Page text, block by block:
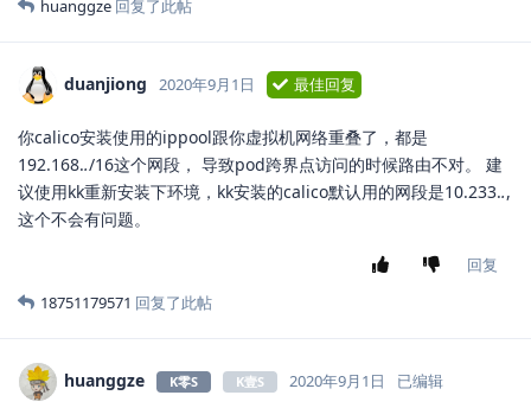
huanggze 回复了此帖
duanjiong 2020年9月1日 最佳回复
你calico安装使用的ippool跟你虚拟机网络重叠了，都是
192.168../16这个网段， 导致pod跨界点访问的时候路由不对。 建
议使用kk重新安装下环境，kk安装的calico默认用的网段是10.233..,
这个不会有问题。
回复
18751179571 回复了此帖
huanggze K零S K壹S 2020年9月1日 已编辑